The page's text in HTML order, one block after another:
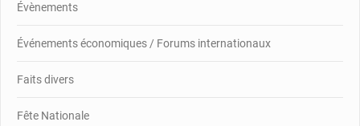
Évènements
Événements économiques / Forums internationaux
Faits divers
Fête Nationale